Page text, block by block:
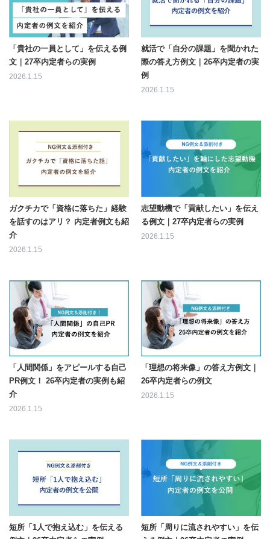
「貴社の一員として」を伝える例
文｜27卒内定者らの実例
2026.1.15
就活で「自分の課題」を聞かれた
際の答え方例文｜26卒内定者の実
例
2026.1.15
ガクチカで「資格に落ちた」経験
を話すのはアリ？ 内定者例文も紹
介
2026.1.15
志望動機で「貢献したい」を伝え
る例文｜27卒内定者らの実例
2026.1.15
「人間関係」をアピールする自己
PR例文！ 26卒内定者の実例も紹
介
2026.1.15
「理想の将来像」の答え方例文｜
26卒内定者らの例文
2026.1.15
短所「1人で抱え込む」を伝える
短所「周りに流されやすい」を伝